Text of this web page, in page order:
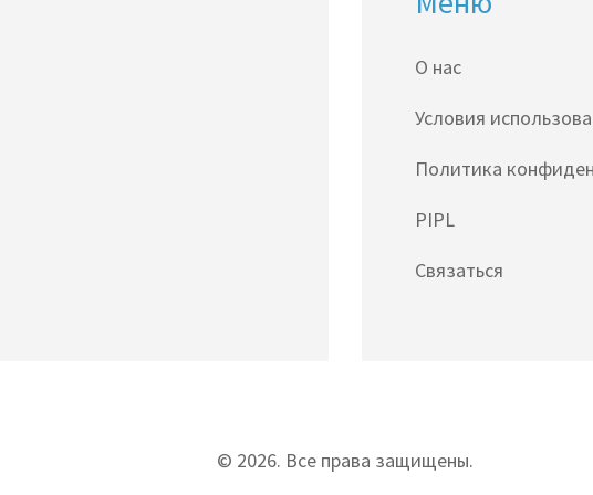
О нас
Условия
Политика
PIPL
Связаться
© 2026. Все права защищены.